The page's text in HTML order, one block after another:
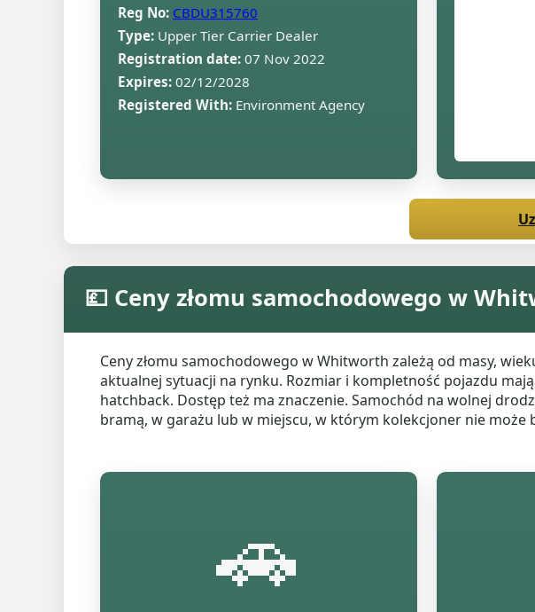
Reg No: CBDU315760
Type: Upper Tier Carrier Dealer
Registration date: 07 Nov 2022
Expires: 02/12/2028
Registered With: Environment Agency
💷 Ceny złomu samochodowego w
Ceny złomu samochodowego w Whitworth zależą od masy,
aktualnej sytuacji na rynku. Rozmiar i kompletność pojazdu
hatchback. Dostęp też ma znaczenie. Samochód na wolnej
bramą, w garażu lub w miejscu, w którym kolekcjoner nie może
🚗